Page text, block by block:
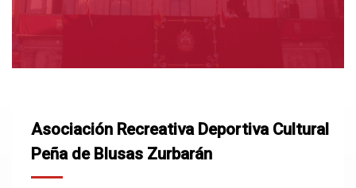
Asociación Recreativa Deportiva Cultural
Peña de Blusas Zurbarán